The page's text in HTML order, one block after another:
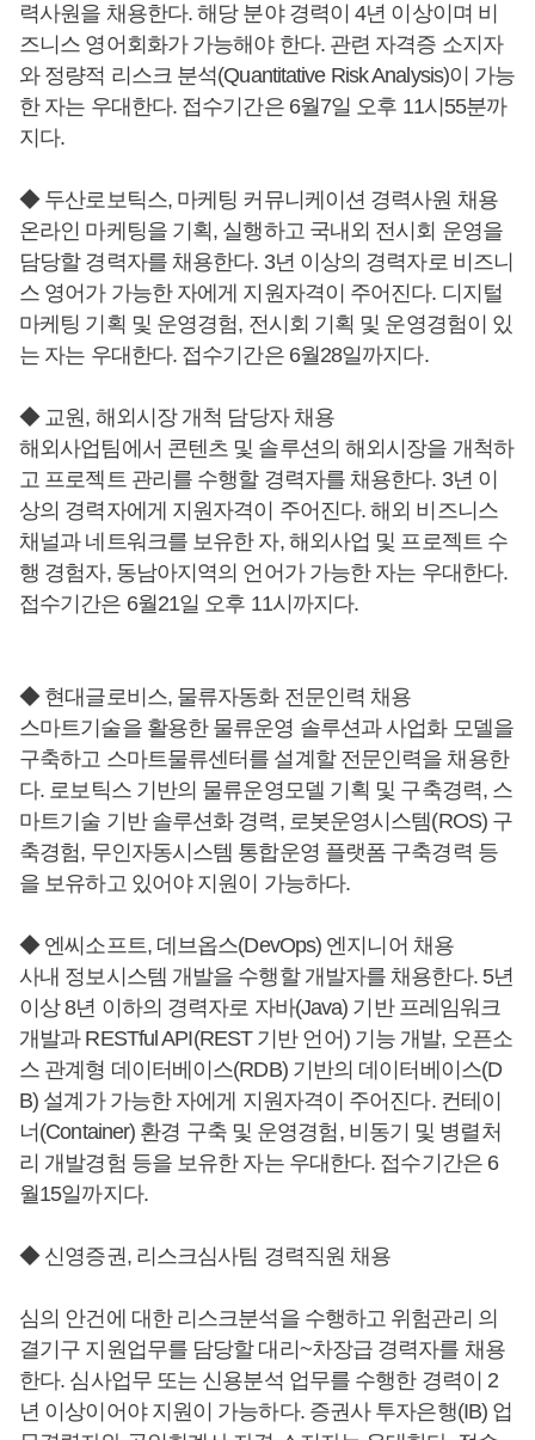
력사원을 채용한다. 해당 분야 경력이 4년 이상이며 비
즈니스 영어회화가 가능해야 한다. 관련 자격증 소지자
와 정량적 리스크 분석(Quantitative Risk Analysis)이 가능
한 자는 우대한다. 접수기간은 6월7일 오후 11시55분까
지다.
◆ 두산로보틱스, 마케팅 커뮤니케이션 경력사원 채용
온라인 마케팅을 기획, 실행하고 국내외 전시회 운영을
담당할 경력자를 채용한다. 3년 이상의 경력자로 비즈니
스 영어가 가능한 자에게 지원자격이 주어진다. 디지털
마케팅 기획 및 운영경험, 전시회 기획 및 운영경험이 있
는 자는 우대한다. 접수기간은 6월28일까지다.
◆ 교원, 해외시장 개척 담당자 채용
해외사업팀에서 콘텐츠 및 솔루션의 해외시장을 개척하
고 프로젝트 관리를 수행할 경력자를 채용한다. 3년 이
상의 경력자에게 지원자격이 주어진다. 해외 비즈니스
채널과 네트워크를 보유한 자, 해외사업 및 프로젝트 수
행 경험자, 동남아지역의 언어가 가능한 자는 우대한다.
접수기간은 6월21일 오후 11시까지다.
◆ 현대글로비스, 물류자동화 전문인력 채용
스마트기술을 활용한 물류운영 솔루션과 사업화 모델을
구축하고 스마트물류센터를 설계할 전문인력을 채용한
다. 로보틱스 기반의 물류운영모델 기획 및 구축경력, 스
마트기술 기반 솔루션화 경력, 로봇운영시스템(ROS) 구
축경험, 무인자동시스템 통합운영 플랫폼 구축경력 등
을 보유하고 있어야 지원이 가능하다.
◆ 엔씨소프트, 데브옵스(DevOps) 엔지니어 채용
사내 정보시스템 개발을 수행할 개발자를 채용한다. 5년
이상 8년 이하의 경력자로 자바(Java) 기반 프레임워크
개발과 RESTful API(REST 기반 언어) 기능 개발, 오픈소
스 관계형 데이터베이스(RDB) 기반의 데이터베이스(D
B) 설계가 가능한 자에게 지원자격이 주어진다. 컨테이
너(Container) 환경 구축 및 운영경험, 비동기 및 병렬처
리 개발경험 등을 보유한 자는 우대한다. 접수기간은 6
월15일까지다.
◆ 신영증권, 리스크심사팀 경력직원 채용
심의 안건에 대한 리스크분석을 수행하고 위험관리 의
결기구 지원업무를 담당할 대리~차장급 경력자를 채용
한다. 심사업무 또는 신용분석 업무를 수행한 경력이 2
년 이상이어야 지원이 가능하다. 증권사 투자은행(IB) 업